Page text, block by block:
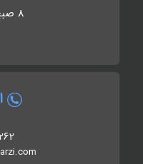
8 صبح الی 5 شب